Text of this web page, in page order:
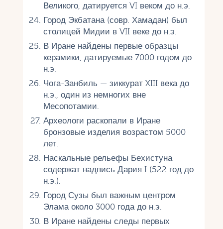
Великого, датируется VI веком до н.э.
Город Экбатана (совр. Хамадан) был
столицей Мидии в VII веке до н.э.
В Иране найдены первые образцы
керамики, датируемые 7000 годом до
н.э.
Чога-Занбиль — зиккурат XIII века до
н.э., один из немногих вне
Месопотамии.
Археологи раскопали в Иране
бронзовые изделия возрастом 5000
лет.
Наскальные рельефы Бехистуна
содержат надпись Дария I (522 год до
н.э.).
Город Сузы был важным центром
Элама около 3000 года до н.э.
В Иране найдены следы первых